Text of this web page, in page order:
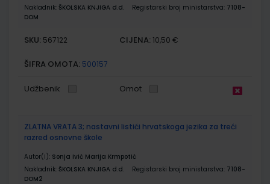
Nakladnik: ŠKOLSKA KNJIGA d.d. Registarski broj ministarstva: 7108-
DOM
SKU: 567122 CIJENA: 10,50 €
ŠIFRA OMOTA: 500157
Udžbenik Omot
ZLATNA VRATA 3; nastavni listići hrvatskoga jezika za treći
razred osnovne škole
Autor(i): Sonja Ivić Marija Krmpotić
Nakladnik: ŠKOLSKA KNJIGA d.d. Registarski broj ministarstva: 7108-
DOM2